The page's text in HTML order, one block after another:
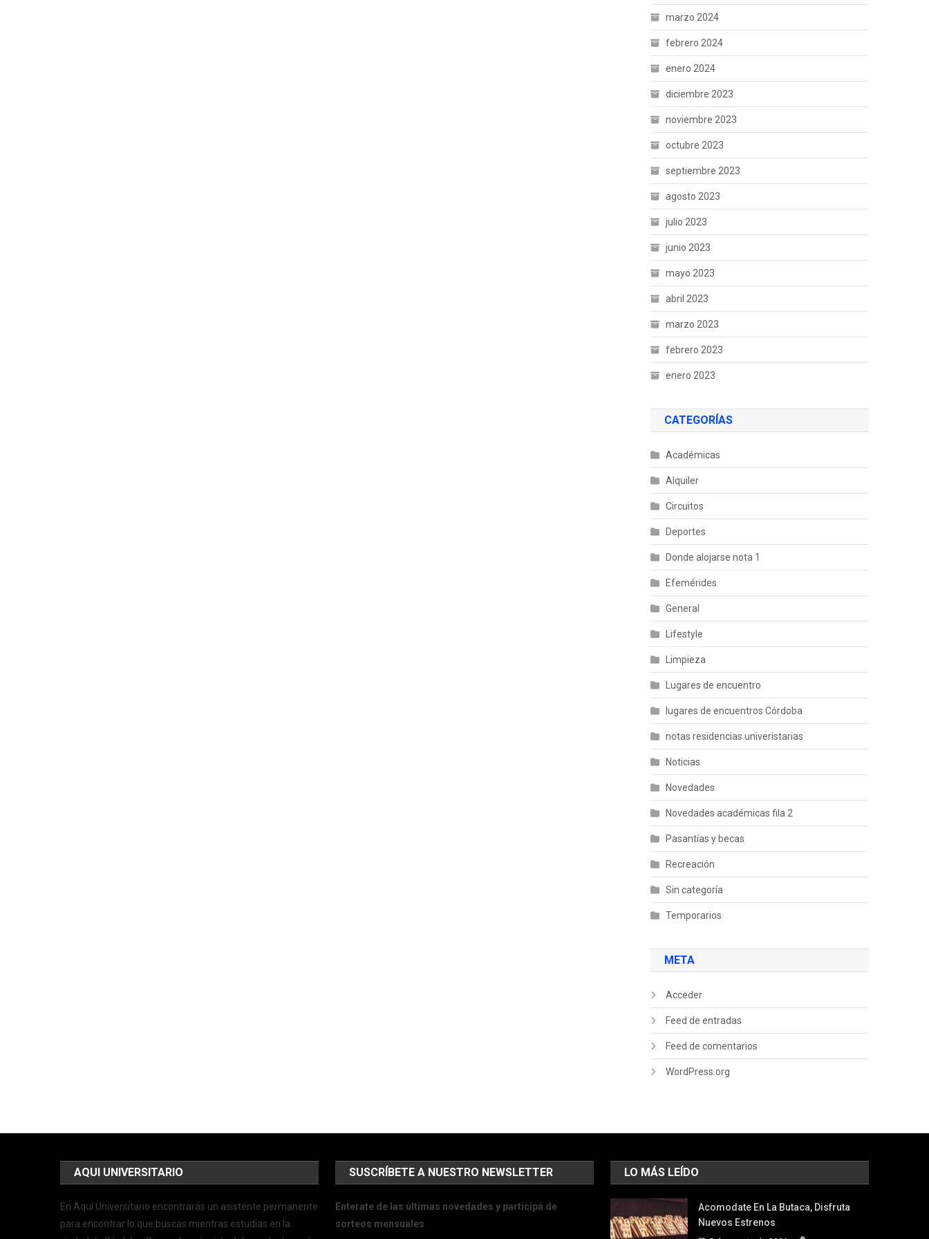
marzo 2024
febrero 2024
enero 2024
diciembre 2023
noviembre 2023
octubre 2023
septiembre 2023
agosto 2023
julio 2023
junio 2023
mayo 2023
abril 2023
marzo 2023
febrero 2023
enero 2023
CATEGORÍAS
Académicas
Alquiler
Circuitos
Deportes
Donde alojarse nota 1
Efemérides
General
Lifestyle
Limpieza
Lugares de encuentro
lugares de encuentros Córdoba
notas residencias univeristarias
Noticias
Novedades
Novedades académicas fila 2
Pasantías y becas
Recreación
Sin categoría
Temporarios
META
Acceder
Feed de entradas
Feed de comentarios
WordPress.org
AQUI UNIVERSITARIO
En Aquí Universitario encontrarás un asistente permanente
para encontrar lo que buscas mientras estudias en la
SUSCRÍBETE A NUESTRO NEWSLETTER
Enterate de las últimas novedades y participá de
sorteos mensuales
LO MÁS LEÍDO
Acomodate En La Butaca, Disfruta
Nuevos Estrenos